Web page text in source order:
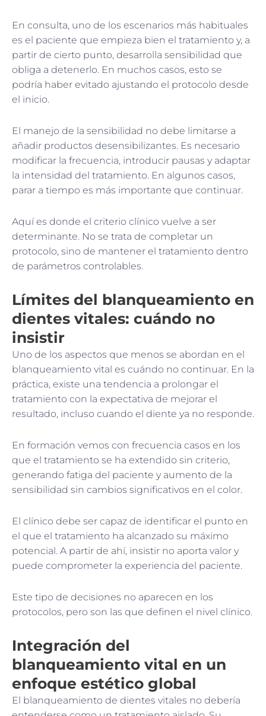
En consulta, uno de los escenarios más habituales
es el paciente que empieza bien el tratamiento y, a
partir de cierto punto, desarrolla sensibilidad que
obliga a detenerlo. En muchos casos, esto se
podría haber evitado ajustando el protocolo desde
el inicio.
El manejo de la sensibilidad no debe limitarse a
añadir productos desensibilizantes. Es necesario
modificar la frecuencia, introducir pausas y adaptar
la intensidad del tratamiento. En algunos casos,
parar a tiempo es más importante que continuar.
Aquí es donde el criterio clínico vuelve a ser
determinante. No se trata de completar un
protocolo, sino de mantener el tratamiento dentro
de parámetros controlables.
Límites del blanqueamiento en
dientes vitales: cuándo no
insistir
Uno de los aspectos que menos se abordan en el
blanqueamiento vital es cuándo no continuar. En la
práctica, existe una tendencia a prolongar el
tratamiento con la expectativa de mejorar el
resultado, incluso cuando el diente ya no responde.
En formación vemos con frecuencia casos en los
que el tratamiento se ha extendido sin criterio,
generando fatiga del paciente y aumento de la
sensibilidad sin cambios significativos en el color.
El clínico debe ser capaz de identificar el punto en
el que el tratamiento ha alcanzado su máximo
potencial. A partir de ahí, insistir no aporta valor y
puede comprometer la experiencia del paciente.
Este tipo de decisiones no aparecen en los
protocolos, pero son las que definen el nivel clínico.
Integración del
blanqueamiento vital en un
enfoque estético global
El blanqueamiento de dientes vitales no debería